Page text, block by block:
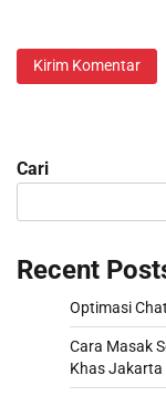
Cari
Recent
Optimasi
Cara Masak
Khas Jakarta